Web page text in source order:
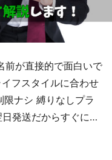
前が直接的で面白いで
フスタイルに合わせ
ナシ 縛りなしプラ
日発送だからすぐに…